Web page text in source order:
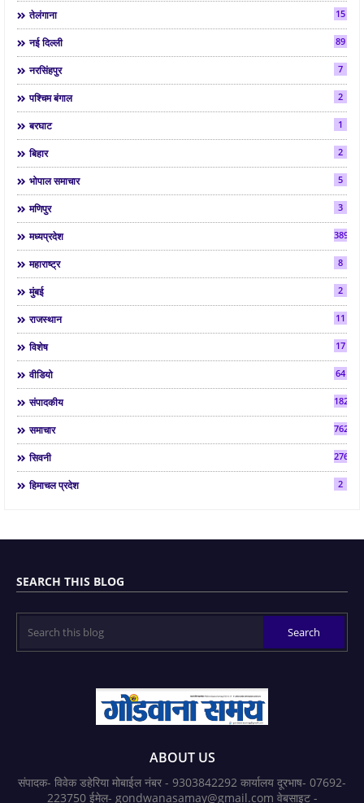
तेलंगाना 15
नई दिल्ली 89
नरसिंहपुर 7
पश्चिम बंगाल 2
बरघाट 1
बिहार 2
भोपाल समाचार 5
मणिपुर 3
मध्यप्रदेश 3892
महाराष्ट्र 8
मुंबई 2
राजस्थान 11
विशेष 17
वीडियो 64
संपादकीय 182
समाचार 7624
सिवनी 2763
हिमाचल प्रदेश 2
SEARCH THIS BLOG
ABOUT US
संपादक- विवेक डहेरिया मोबाईल नंबर - 9303842292 कार्यालय दूरभाष- 07692-
223750 ईमेल- gondwanasamay@gmail.com वेबसाइट -